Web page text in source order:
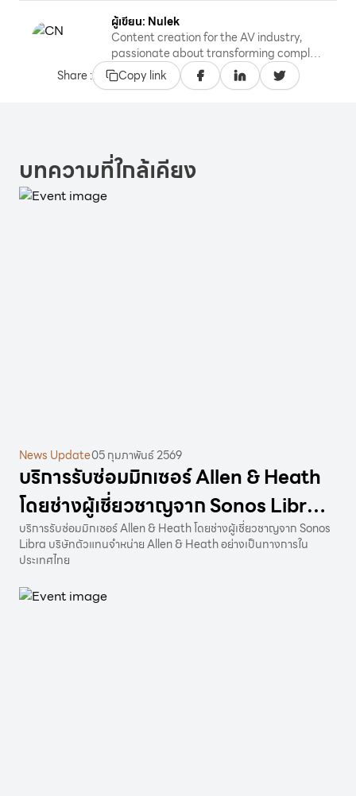
ผู้เขียน: Nulek
Content creation for the AV industry,
passionate about transforming complex
technologies into engaging stories.
Share : Copy link
บทความที่ใกล้เคียง
News Update05 กุมภาพันธ์ 2569
บริการรับซ่อมมิกเซอร์ Allen & Heath
โดยช่างผู้เชี่ยวชาญจาก Sonos Libra
บริษัทตัวแทนจำหน่าย Allen & Heath
อย่างเป็นทางการในประเทศไทย
บริการรับซ่อมมิกเซอร์ Allen & Heath โดยช่างผู้เชี่ยวชาญจาก Sonos
Libra บริษัทตัวแทนจำหน่าย Allen & Heath อย่างเป็นทางการใน
ประเทศไทย